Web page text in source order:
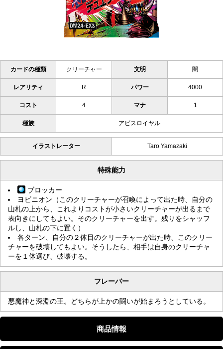
カードの種類 クリーチャー 文明 闇
レアリティ R パワー 4000
コスト 4 マナ 1
種族 アビスロイヤル
イラストレーター Taro Yamazaki
特殊能力
ブロッカー
ヨビニオン（このクリーチャーが召喚によって出た時、自分の
山札の上から、これよりコストが小さいクリーチャーが出るまで
表向きにしてもよい。そのクリーチャーを出す。残りをシャッフ
ルし、山札の下に置く）
各ターン、自分の２体目のクリーチャーが出た時、このクリー
チャーを破壊してもよい。そうしたら、相手は自身のクリーチャ
ーを１体選び、破壊する。
フレーバー
悪魔神と深淵の王。どちらが上かの闘いが始まろうとしている。
商品情報